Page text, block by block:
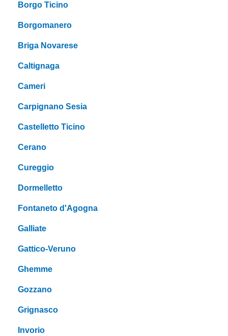
Borgo Ticino
Borgomanero
Briga Novarese
Caltignaga
Cameri
Carpignano Sesia
Castelletto Ticino
Cerano
Cureggio
Dormelletto
Fontaneto d'Agogna
Galliate
Gattico-Veruno
Ghemme
Gozzano
Grignasco
Invorio